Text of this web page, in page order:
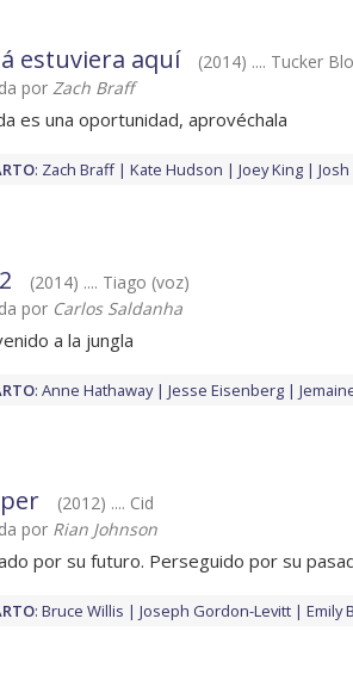
estuviera aquí
(2014) .... Tucker
por Zach Braff
es una oportunidad, aprovéchala
: Zach Braff Kate Hudson Joey King
(2014) .... Tiago (voz)
por Carlos Saldanha
a la jungla
: Anne Hathaway Jesse Eisenberg
(2012) .... Cid
por Rian Johnson
por su futuro. Perseguido por su
: Bruce Willis Joseph Gordon-Levitt Emily